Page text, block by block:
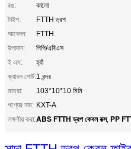
রঙ:
কালো
টাইপ:
FTTH ড্রপ
আবেদন:
FTTH
উপাদান:
পিপি/এবিএস
ই এম:
হ্যাঁ
ক্যাবল পোর্ট:1 বন্দর
মাত্রা:
103*10*10 মিমি
পণ্যের নাম: KXT-A
লক্ষণীয় করা:ABS FTTH ড্রপ কেবল বক্স, PP